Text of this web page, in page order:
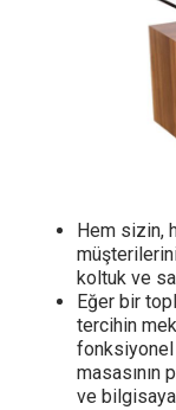
Hem sizin,
koltuk ve
Eğer bir
tercihin
fonksiyonel
masasının
ve